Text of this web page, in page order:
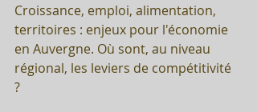
Croissance, emploi, alimentation,
territoires : enjeux pour l'économie
en Auvergne. Où sont, au niveau
régional, les leviers de compétitivité
?